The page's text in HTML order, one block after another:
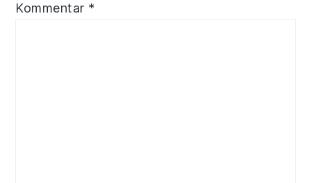
Kommentar *